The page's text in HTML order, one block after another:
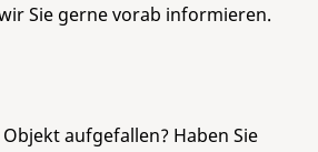
Sie gerne vorab informieren.
aufgefallen? Haben Sie